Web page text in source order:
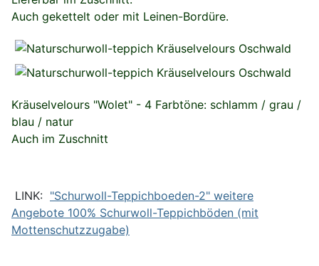
Auch gekettelt oder mit Leinen-Bordüre.
Kräuselvelours "Wolet" - 4 Farbtöne: schlamm / grau /
blau / natur
Auch im Zuschnitt
LINK: "Schurwoll-Teppichboeden-2" weitere
Angebote 100% Schurwoll-Teppichböden (mit
Mottenschutzzugabe)